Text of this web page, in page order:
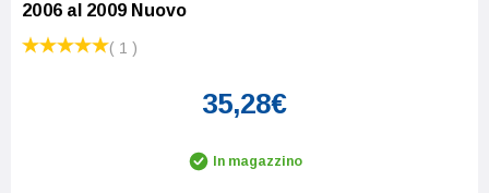
2006 al 2009 Nuovo
( 1 )
35,28€
In magazzino